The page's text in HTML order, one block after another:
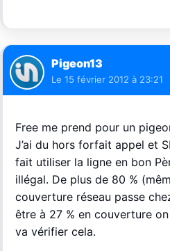
Pigeon13
Le 15 février 2012 à 23:21
Free me prend pour un
J’ai du hors forfait appel et
fait utiliser la ligne en bon
illégal. De plus de 80 %
couverture réseau passe
être à 27 % en couverture
va vérifier cela.